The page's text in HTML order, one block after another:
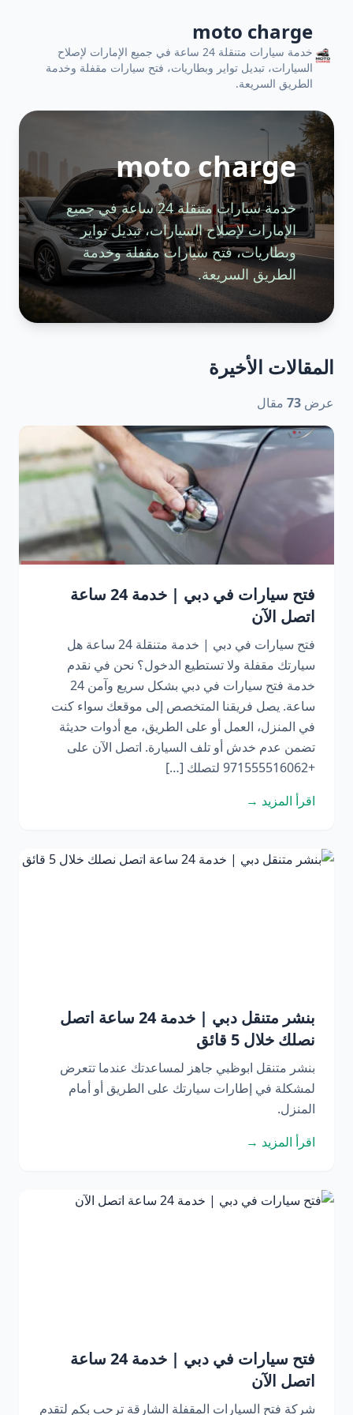
moto charge
خدمة سيارات متنقلة 24 ساعة في جميع الإمارات لإصلاح
السيارات، تبديل تواير وبطاريات، فتح سيارات مقفلة وخدمة
الطريق السريعة.
moto charge
خدمة سيارات متنقلة 24 ساعة في جميع
الإمارات لإصلاح السيارات، تبديل تواير
وبطاريات، فتح سيارات مقفلة وخدمة
الطريق السريعة.
المقالات الأخيرة
عرض 73 مقال
فتح سيارات في دبي | خدمة 24 ساعة
اتصل الآن
فتح سيارات في دبي | خدمة متنقلة 24 ساعة هل
سيارتك مقفلة ولا تستطيع الدخول؟ نحن في نقدم
خدمة فتح سيارات في دبي بشكل سريع وآمن 24
ساعة. يصل فريقنا المتخصص إلى موقعك سواء كنت
في المنزل، العمل أو على الطريق، مع أدوات حديثة
تضمن عدم خدش أو تلف السيارة. اتصل الآن على
+971555516062 لتصلك […]
اقرأ المزيد →
بنشر متنقل دبي | خدمة 24 ساعة اتصل
نصلك خلال 5 قائق
بنشر متنقل ابوظبي جاهز لمساعدتك عندما تتعرض
لمشكلة في إطارات سيارتك على الطريق أو أمام
المنزل.
اقرأ المزيد →
فتح سيارات في دبي | خدمة 24 ساعة
اتصل الآن
شركة فتح السيارات المقفلة الشارقة ترحب بكم لتقدم